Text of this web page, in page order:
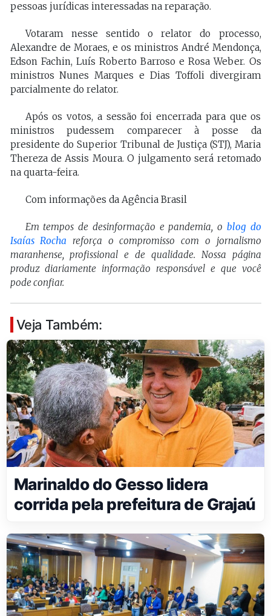
pessoas jurídicas interessadas na reparação.
Votaram nesse sentido o relator do processo,
Alexandre de Moraes, e os ministros André Mendonça,
Edson Fachin, Luís Roberto Barroso e Rosa Weber. Os
ministros Nunes Marques e Dias Toffoli divergiram
parcialmente do relator.
Após os votos, a sessão foi encerrada para que os
ministros pudessem comparecer à posse da
presidente do Superior Tribunal de Justiça (STJ), Maria
Thereza de Assis Moura. O julgamento será retomado
na quarta-feira.
Com informações da Agência Brasil
Em tempos de desinformação e pandemia, o blog do
Isaías Rocha reforça o compromisso com o jornalismo
maranhense, profissional e de qualidade. Nossa página
produz diariamente informação responsável e que você
pode confiar.
Veja Também:
Marinaldo do Gesso lidera
corrida pela prefeitura de Grajaú